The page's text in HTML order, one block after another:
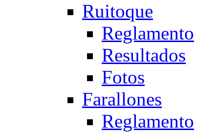
Ruitoque
Reglamento
Resultados
Fotos
Farallones
Reglamento